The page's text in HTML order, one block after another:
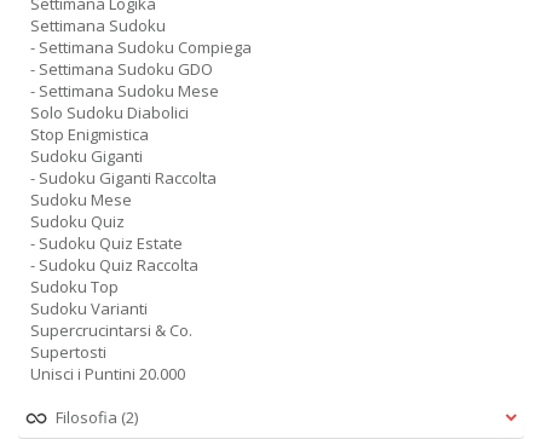
Settimana Sudoku
- Settimana Sudoku Compiega
- Settimana Sudoku GDO
- Settimana Sudoku Mese
Solo Sudoku Diabolici
Stop Enigmistica
Sudoku Giganti
- Sudoku Giganti Raccolta
Sudoku Mese
Sudoku Quiz
- Sudoku Quiz Estate
- Sudoku Quiz Raccolta
Sudoku Top
Sudoku Varianti
Supercrucintarsi & Co.
Supertosti
Unisci i Puntini 20.000
Filosofia (2)